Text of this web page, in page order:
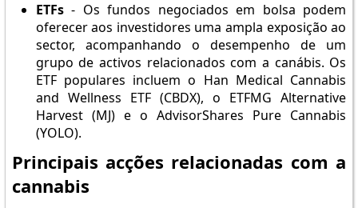
ETFs- Os fundos negociados em bolsa podem
oferecer aos investidores uma ampla exposição ao
sector, acompanhando o desempenho de um
grupo de activos relacionados com a canábis. Os
ETF populares incluem o Han Medical Cannabis
and Wellness ETF (CBDX), o ETFMG Alternative
Harvest (MJ) e o AdvisorShares Pure Cannabis
(YOLO).
Principais acções relacionadas com a
cannabis